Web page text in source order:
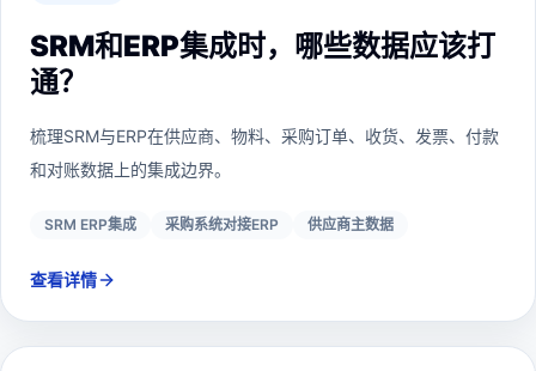
SRM和ERP集成时，哪些数据应该打
通？
梳理SRM与ERP在供应商、物料、采购订单、收货、发票、付款
和对账数据上的集成边界。
SRM ERP集成 采购系统对接ERP 供应商主数据
查看详情